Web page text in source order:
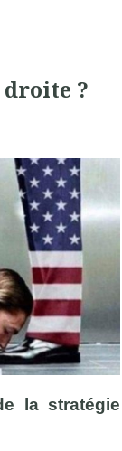
?
la stratégie